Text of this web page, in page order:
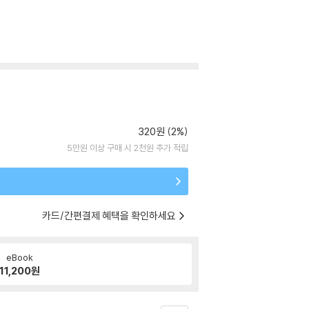
320원 (2%)
5만원 이상 구매 시 2천원 추가 적립
카드/간편결제 혜택을 확인하세요
eBook
원